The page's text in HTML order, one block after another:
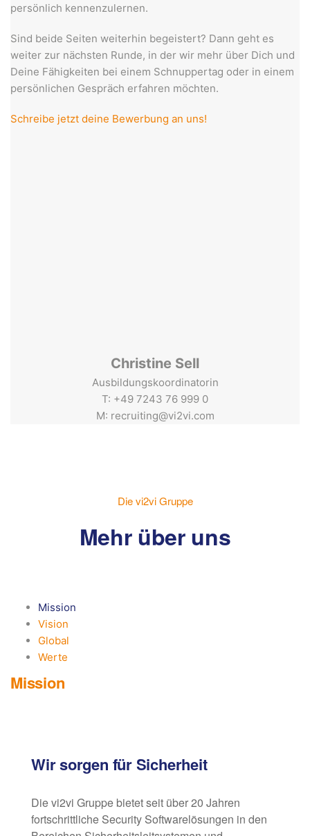
persönlich kennenzulernen.
Sind beide Seiten weiterhin begeistert? Dann geht es
weiter zur nächsten Runde, in der wir mehr über Dich und
Deine Fähigkeiten bei einem Schnuppertag oder in einem
persönlichen Gespräch erfahren möchten.
Schreibe jetzt deine Bewerbung an uns!
Christine Sell
Ausbildungskoordinatorin
T: +49 7243 76 999 0
M: recruiting@vi2vi.com
Die vi2vi Gruppe
Mehr über uns
Mission
Vision
Global
Werte
Mission
Wir sorgen für Sicherheit
Die vi2vi Gruppe bietet seit über 20 Jahren
fortschrittliche Security Softwarelösungen in den